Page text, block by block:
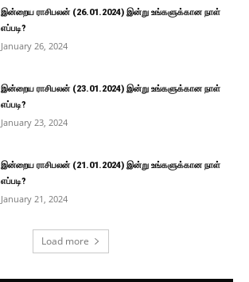
இன்றைய ராசிபலன் (26.01.2024) இன்று உங்களுக்கான நாள்
எப்படி?
January 26, 2024
இன்றைய ராசிபலன் (23.01.2024) இன்று உங்களுக்கான நாள்
எப்படி?
January 23, 2024
இன்றைய ராசிபலன் (21.01.2024) இன்று உங்களுக்கான நாள்
எப்படி?
January 21, 2024
Load more